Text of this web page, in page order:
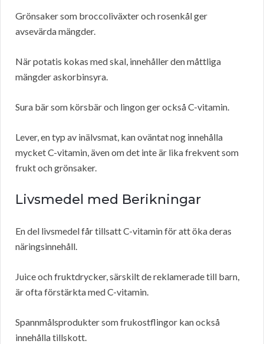
Grönsaker som broccoliväxter och rosenkål ger
avsevärda mängder.
När potatis kokas med skal, innehåller den måttliga
mängder askorbinsyra.
Sura bär som körsbär och lingon ger också C-vitamin.
Lever, en typ av inälvsmat, kan oväntat nog innehålla
mycket C-vitamin, även om det inte är lika frekvent som
frukt och grönsaker.
Livsmedel med Berikningar
En del livsmedel får tillsatt C-vitamin för att öka deras
näringsinnehåll.
Juice och fruktdrycker, särskilt de reklamerade till barn,
är ofta förstärkta med C-vitamin.
Spannmålsprodukter som frukostflingor kan också
innehålla tillskott.